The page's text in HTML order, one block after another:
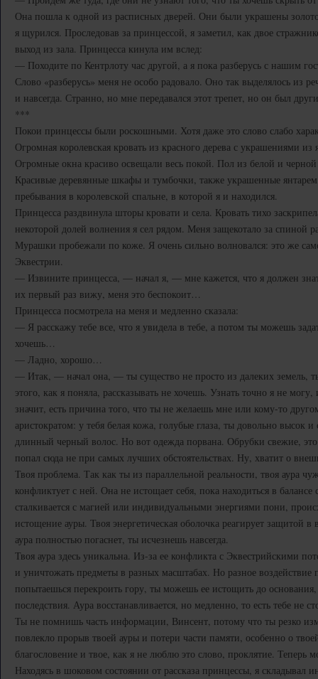
Она пошла к одной из расписных дверей. Они были украшены
я щурился. Проследовав за принцессой, я заметил, как двое
выход из зала. Принцесса кинула им вслед:
— Походите по Кентрлоту час другой, а я пока разберусь с нашим
Слово «разберусь» меня не особо радовало. Оно так выделялось из
и навсегда. Странно, но мне передавался этот трепет, но он был
***
Покои принцессы были роскошными. Хотя даже это слово слабо
Огромная королевская кровать из красного дерева с украшениями
Огромные окна красиво освещали весь покой. Пол из белой и
Красивые деревянные шкафы и тумбочки, также украшенные
пребывания в королевской спальне, в которой я и находился.
Принцесса раздвинула шторы кровати и села. Кровать тихо
некоторой долей волнения я сел рядом. Меня защекотало за спиной
Мурашки пробежали по коже. Я очень сильно волновался: это же
Эквестрии.
— Извините принцесса, — начал я, — мне кажется, что я должен
их первый раз вижу, меня это беспокоит…
Принцесса посмотрела на меня и медленно сказала:
— Я расскажу тебе все, что я увидела в тебе, а потом ты можешь
хочешь…
— Ладно, хорошо…
— Итак, — начал она, — ты существо не просто из далеких земель,
этого, как я поняла, рассказывать не хочешь. Узнать точно я не
значит, есть причина того, что ты не желаешь мне или кому-то
аристократом: у тебя белая кожа, голубые глаза, ты довольно высок
длинный черный волос. Но вот одежда порвана. Обрубки свежие,
попал сюда не при самых лучших обстоятельствах. Ну, хватит о
Твоя проблема. Так как ты из параллельной реальности, твоя аура
конфликтует с ней. Она не истощает себя, пока находиться в
сталкивается с магией или индивидуальными энергиями пони,
истощение ауры. Твоя энергетическая оболочка реагирует защитой
аура полностью погаснет, ты исчезнешь навсегда.
Твоя аура здесь уникальна. Из-за ее конфликта с Эквестрийскими
и уничтожать предметы в разных масштабах. Но разное
попытаешься перекроить гору, ты можешь ее истощить до
последствия. Аура восстанавливается, но медленно, то есть тебе не
Ты не помнишь часть информации, Винсент, потому что ты резко
повлекло прорыв твоей ауры и потери части памяти, особенно о
благословение и твое, как я не люблю это слово, проклятие. Теперь
Находясь в шоковом состоянии от рассказа принцессы, я складывал